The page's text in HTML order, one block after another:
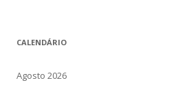
CALENDÁRIO
Agosto 2026